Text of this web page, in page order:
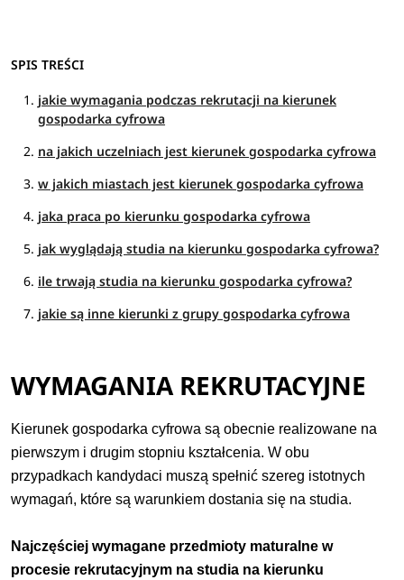
SPIS TREŚCI
jakie wymagania podczas rekrutacji na kierunek
gospodarka cyfrowa
na jakich uczelniach jest kierunek gospodarka cyfrowa
w jakich miastach jest kierunek gospodarka cyfrowa
jaka praca po kierunku gospodarka cyfrowa
jak wyglądają studia na kierunku gospodarka cyfrowa?
ile trwają studia na kierunku gospodarka cyfrowa?
jakie są inne kierunki z grupy gospodarka cyfrowa
WYMAGANIA REKRUTACYJNE
Kierunek gospodarka cyfrowa są obecnie realizowane na
pierwszym i drugim stopniu kształcenia. W obu
przypadkach kandydaci muszą spełnić szereg istotnych
wymagań, które są warunkiem dostania się na studia.
Najczęściej wymagane przedmioty maturalne w
procesie rekrutacyjnym na studia na kierunku